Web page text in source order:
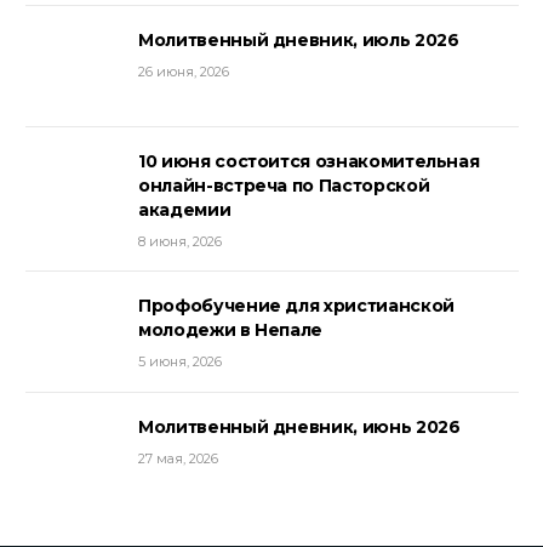
Молитвенный дневник, июль 2026
26 июня, 2026
10 июня состоится ознакомительная
онлайн-встреча по Пасторской
академии
8 июня, 2026
Профобучение для христианской
молодежи в Непале
5 июня, 2026
Молитвенный дневник, июнь 2026
27 мая, 2026